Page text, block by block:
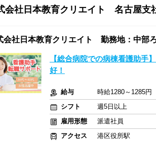
会社日本教育クリエイト 名古屋支
会社日本教育クリエイト 勤務地：中部
【総合病院での病棟看護助
好！
給与
時給1280～1285円
シフト
週5日以上
雇用形態
派遣社員
アクセス
港区役所駅